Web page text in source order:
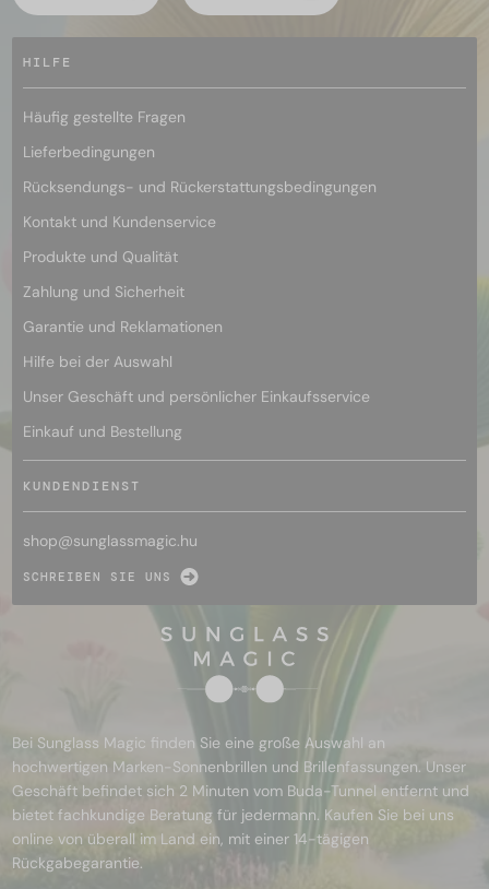
HILFE
Häufig gestellte Fragen
Lieferbedingungen
Rücksendungs- und Rückerstattungsbedingungen
Kontakt und Kundenservice
Produkte und Qualität
Zahlung und Sicherheit
Garantie und Reklamationen
Hilfe bei der Auswahl
Unser Geschäft und persönlicher Einkaufsservice
Einkauf und Bestellung
KUNDENDIENST
shop@sunglassmagic.hu
SCHREIBEN SIE UNS
Bei Sunglass Magic finden Sie eine große Auswahl an
hochwertigen Marken-Sonnenbrillen und Brillenfassungen. Unser
Geschäft befindet sich 2 Minuten vom Buda-Tunnel entfernt und
bietet fachkundige Beratung für jedermann. Kaufen Sie bei uns
online von überall im Land ein, mit einer 14-tägigen
Rückgabegarantie.